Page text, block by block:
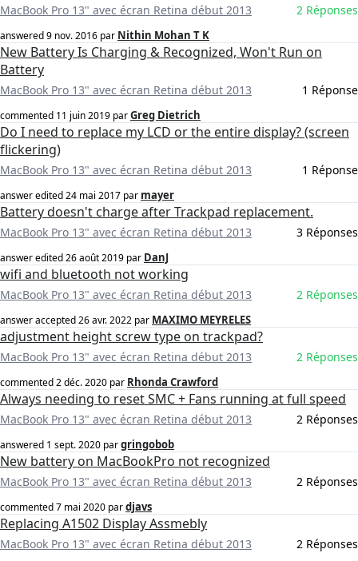
MacBook Pro 13" avec écran Retina début 2013 2 Réponses
answered9 nov. 2016 par Nithin Mohan T K
New Battery Is Charging & Recognized, Won't Run on
Battery
MacBook Pro 13" avec écran Retina début 2013 1 Réponse
commented 11 juin 2019 parGreg Dietrich
Do I need to replace my LCD or the entire display? (screen
flickering)
MacBook Pro 13" avec écran Retina début 2013 1 Réponse
answer edited24 mai 2017 par mayer
Battery doesn't charge after Trackpad replacement.
MacBook Pro 13" avec écran Retina début 2013 3 Réponses
answer edited26 août 2019 par DanJ
wifi and bluetooth not working
MacBook Pro 13" avec écran Retina début 2013 2 Réponses
answer accepted26 avr. 2022 par MAXIMO MEYRELES
adjustment height screw type on trackpad?
MacBook Pro 13" avec écran Retina début 2013 2 Réponses
commented2 déc. 2020 par Rhonda Crawford
Always needing to reset SMC + Fans running at full speed
MacBook Pro 13" avec écran Retina début 2013 2 Réponses
answered 1 sept. 2020 pargringobob
New battery on MacBookPro not recognized
MacBook Pro 13" avec écran Retina début 2013 2 Réponses
commented7 mai 2020 pardjavs
Replacing A1502 Display Assmebly
MacBook Pro 13" avec écran Retina début 2013 2 Réponses